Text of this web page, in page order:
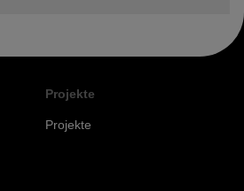
Projekte
Projekte